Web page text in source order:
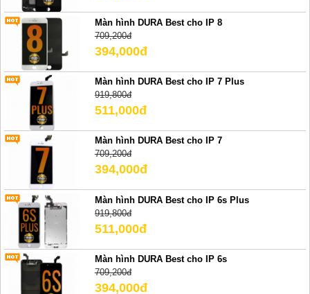
Màn hình DURA Best cho IP 8
709,200đ
394,000đ
Màn hình DURA Best cho IP 7 Plus
919,800đ
511,000đ
Màn hình DURA Best cho IP 7
709,200đ
394,000đ
Màn hình DURA Best cho IP 6s Plus
919,800đ
511,000đ
Màn hình DURA Best cho IP 6s
709,200đ
394,000đ